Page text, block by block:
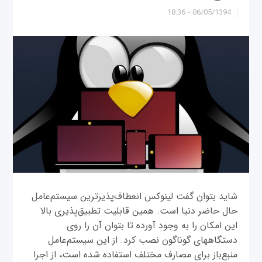
06/05/1394 - 18:36
شاید بتوان گفت لینوکس انعطاف‌پذیرترین سیستم‌عامل
حال حاضر دنیا است. همین قابلیت تطبیق‌پذیری بالا
این امکان را به وجود آورده تا بتوان آن را روی
دستگاه‎های گوناگون نصب کرد. از این سیستم‌عامل
منبع‌باز برای مصارف مختلف استفاده شده است، از اجرا